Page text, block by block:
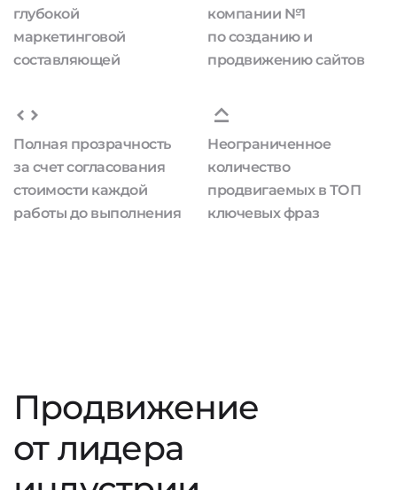
глубокой
маркетинговой
составляющей
компании №1
по созданию и
продвижению сайтов
Полная прозрачность
за счет согласования
стоимости каждой
работы до выполнения
Неограниченное
количество
продвигаемых в ТОП
ключевых фраз
Продвижение
от лидера